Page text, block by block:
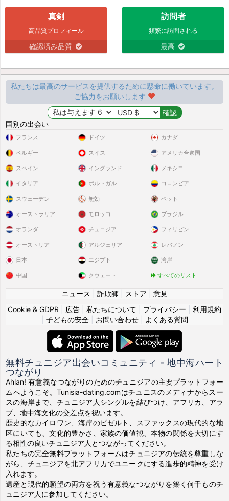
真剣
高品質プロフィール
確認済み品質
訪問者
頻繁に訪問される
最高
私たちは最高のサービスを提供するために懸命に働いています。
ご協力をお願いします
国別の出会い
フランス
ベルギー
スペイン
イタリア
スウェーデン
ドイツ
スイス
イングランド
ポルトガル
無効
カナダ
アメリカ合衆国
メキシコ
コロンビア
ペット
オーストラリア
オランダ
オーストリア
日本
中国
モロッコ
チュニジア
アルジェリア
エジプト
クウェート
ブラジル
フィリピン
レバノン
湾岸
すべてのリスト
ニュース 詐欺師 ストア
意見
Cookie & GDPR
広告 私たちについて プライバシー
利用規約
子どもの安全| お問い合わせ| よくある質問
無料チュニジア出会いコミュニティ - 地中海ハート
つながり
Ahlan! 有意義なつながりのためのチュニジアの主要プラットフォー
ムへようこそ。Tunisia-dating.comはチュニスのメディナからスー
スの海岸まで、チュニジア人シングルを結びつけ、アフリカ、アラ
ブ、地中海文化の交差点を祝います。
歴史的なカイロワン、海岸のビゼルト、スファックスの現代的な地
区にいても、文化的豊かさ、家族の価値観、本物の関係を大切にす
る相性の良いチュニジア人とつながってください。
私たちの完全無料プラットフォームはチュニジアの伝統を尊重しな
がら、チュニジアを北アフリカでユニークにする進歩的精神を受け
入れます。
遺産と現代的願望の両方を祝う有意義なつながりを築く何千ものチ
ュニジア人に参加してください。